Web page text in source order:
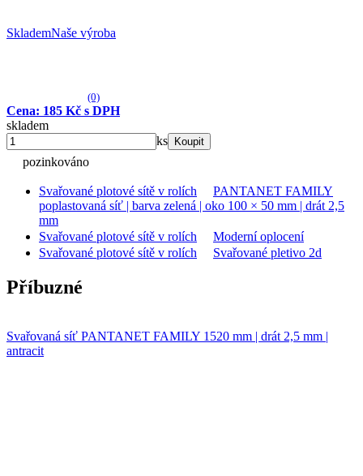
SklademNaše výroba
(0)
Cena: 185 Kč s DPH
skladem
ks
Koupit
pozinkováno
Svařované plotové sítě v rolích
PANTANET FAMILY
poplastovaná síť | barva zelená | oko 100 × 50 mm | drát 2,5
mm
Svařované plotové sítě v rolích
Moderní oplocení
Svařované plotové sítě v rolích
Svařované pletivo 2d
Příbuzné
Svařovaná síť PANTANET FAMILY 1520 mm | drát 2,5 mm |
antracit